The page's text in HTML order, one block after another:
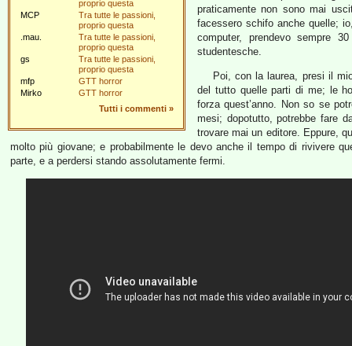
proprio questa
MCP
Tra tutte le passioni,
proprio questa
.mau.
Tra tutte le passioni,
proprio questa
gs
Tra tutte le passioni,
proprio questa
mfp
GTT horror
Mirko
GTT horror
Tutti i commenti »
praticamente non sono mai
facessero schifo anche quelle;
computer, prendevo sempre
studentesche.
Poi, con la laurea, presi il
del tutto quelle parti di me; le
forza quest’anno. Non so se
mesi; dopotutto, potrebbe fare
trovare mai un editore. Eppure,
molto più giovane; e probabilmente le devo anche il tempo di rivivere
parte, e a perdersi stando assolutamente fermi.